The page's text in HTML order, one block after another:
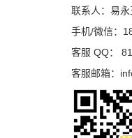
联系人：易永
手机/微信：
客服 QQ：
客服邮箱：